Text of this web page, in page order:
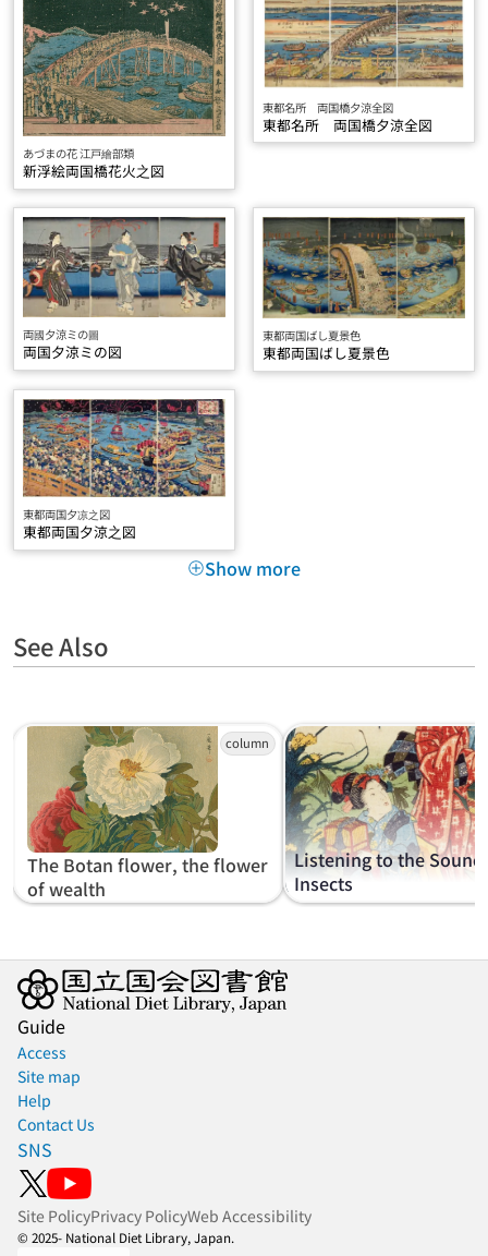
あづまの花 江戸繪部類
新浮絵両国橋花火之図
東都名所 両国橋夕涼全図
東都名所 両国橋夕涼全図
両國夕涼ミの圖
両国夕涼ミの図
東都両国ばし夏景色
東都両国ばし夏景色
東都両国夕凉之図
東都両国夕涼之図
Show more
See Also
The Botan flower, the flower
of wealth
Listening to the
Insects
Guide
Access
Site map
Help
Contact Us
SNS
Site PolicyPrivacy PolicyWeb Accessibility
© 2025- National Diet Library, Japan.